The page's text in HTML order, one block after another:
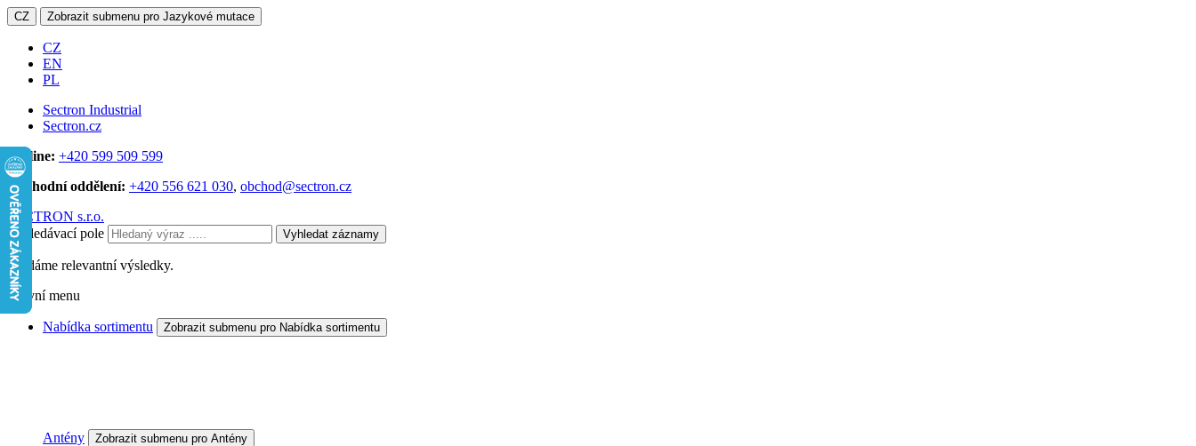
CZ Zobrazit submenu pro Jazykové mutace
CZ
EN
PL
Sectron Industrial
Sectron.cz
Hotline: +420 599 509 599
Obchodní oddělení: +420 556 621 030, obchod@sectron.cz
SECTRON s.r.o.
Vyhledávací pole
Vyhledat záznamy
Hledáme relevantní výsledky.
Hlavní menu
Nabídka sortimentu Zobrazit submenu pro Nabídka sortimentu
Antény Zobrazit submenu pro Antény